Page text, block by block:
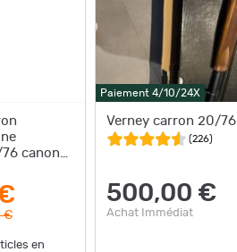
canon
€
en
Paiement 4/10/24X
Verney carron 20/76
(226)
500,00 €
Achat Immédiat